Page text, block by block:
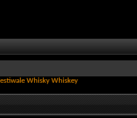
Whisky Whiskey